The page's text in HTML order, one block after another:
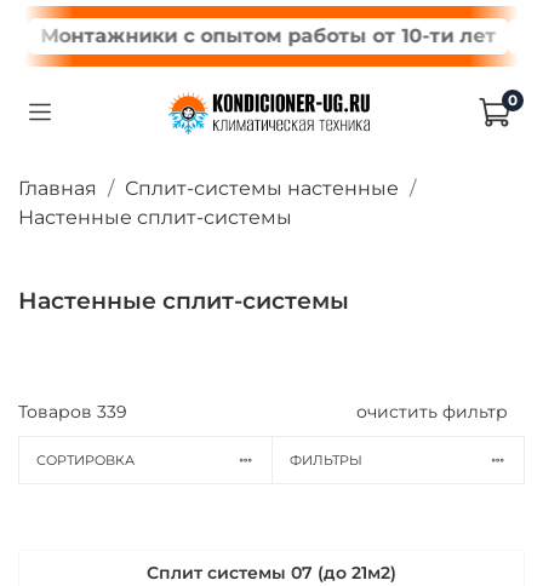
с опытом работы от 10-ти лет Гарантия
0
Главная
Сплит-системы настенные
Настенные сплит-системы
Настенные сплит-системы
Товаров 339 очистить фильтр
СОРТИРОВКА ФИЛЬТРЫ
Сплит системы 07 (до 21м2)